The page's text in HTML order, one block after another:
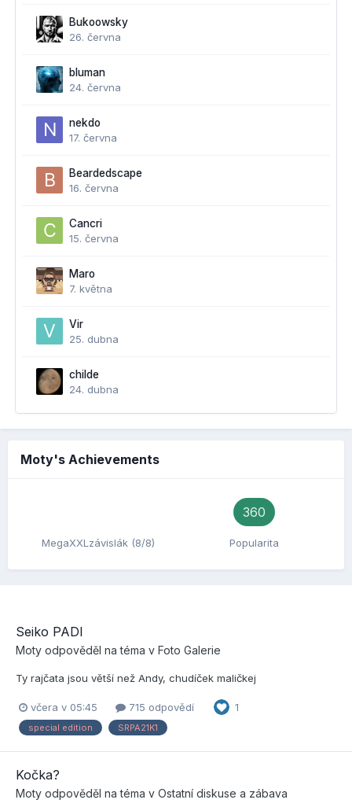
Bukoowsky
26. června
bluman
24. června
nekdo
17. června
Beardedscape
16. června
Cancri
15. června
Maro
7. května
Vir
25. dubna
childe
24. dubna
Moty's Achievements
MegaXXLzávislák (8/8)
360
Popularita
Seiko PADI
Moty odpověděl na téma v Foto Galerie
Ty rajčata jsou větší než Andy, chudíček maličkej
včera v 05:45 715 odpovědí 1
special edition SRPA21K1
Kočka?
Moty odpověděl na téma v Ostatní diskuse a zábava